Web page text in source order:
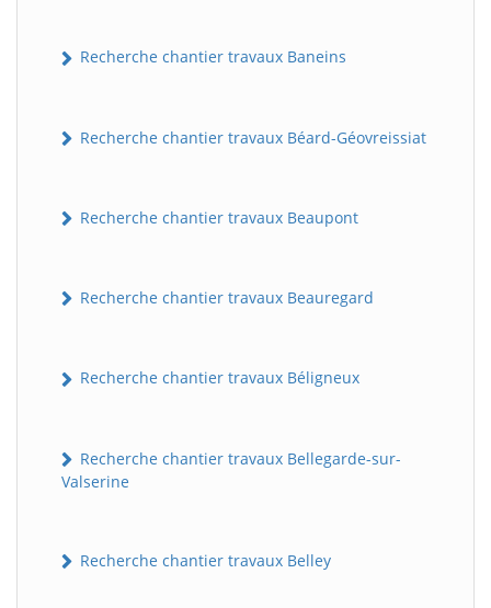
Recherche chantier travaux Baneins
Recherche chantier travaux Béard-Géovreissiat
Recherche chantier travaux Beaupont
Recherche chantier travaux Beauregard
Recherche chantier travaux Béligneux
Recherche chantier travaux Bellegarde-sur-
Valserine
Recherche chantier travaux Belley